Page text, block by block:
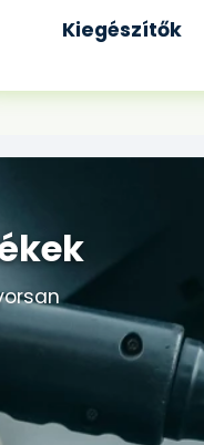
Kiegészítők